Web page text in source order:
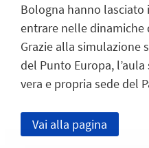
Bologna hanno lasciato
entrare nelle
Grazie alla simulazione
del Punto Europa,
vera e propria sede del
Vai alla pagina